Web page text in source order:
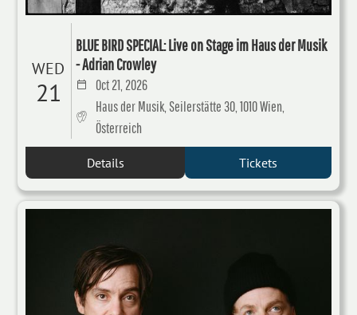
WED
21
BLUE BIRD SPECIAL: Live on Stage im Haus der Musik
- Adrian Crowley
Oct 21, 2026
Haus der Musik, Seilerstätte 30, 1010 Wien,
Österreich
Details Tickets